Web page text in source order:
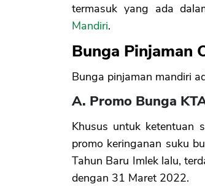
termasuk yang ada
Mandiri.
Bunga Pinjaman
Bunga pinjaman mandiri
A. Promo Bunga
Khusus untuk ketentuan
promo keringanan suku
Tahun Baru Imlek lalu,
dengan 31 Maret 2022.